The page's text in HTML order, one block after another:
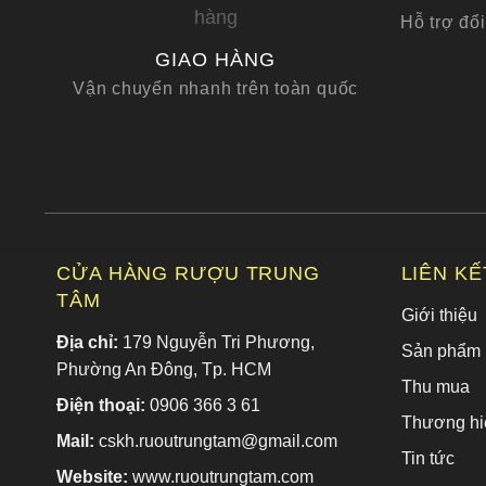
GIAO HÀNG
Vận chuyển nhanh trên toàn quốc
Hỗ trợ
CỬA HÀNG RƯỢU TRUNG
TÂM
Địa chỉ: 179 Nguyễn Tri Phương,
Phường An Đông, Tp. HCM
Điện thoại: 0906 366 3 61
Mail: cskh.ruoutrungtam@gmail.com
Website: www.ruoutrungtam.com
LIÊN
Giới thiệu
Sản phẩm
Thu mua
Thương
Tin tức